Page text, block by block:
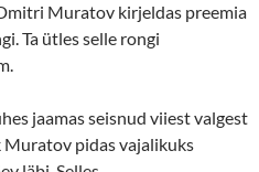
Muratov kirjeldas preemia
Ta ütles selle rongi
jaamas seisnud viiest valgest
pidas vajalikuks